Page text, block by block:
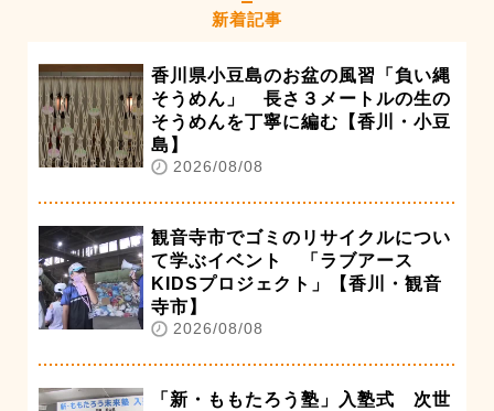
新着記事
香川県小豆島のお盆の風習「負い縄
そうめん」 長さ３メートルの生の
そうめんを丁寧に編む【香川・小豆
島】
2026/08/08
観音寺市でゴミのリサイクルについ
て学ぶイベント 「ラブアース
KIDSプロジェクト」【香川・観音
寺市】
2026/08/08
「新・ももたろう塾」入塾式 次世